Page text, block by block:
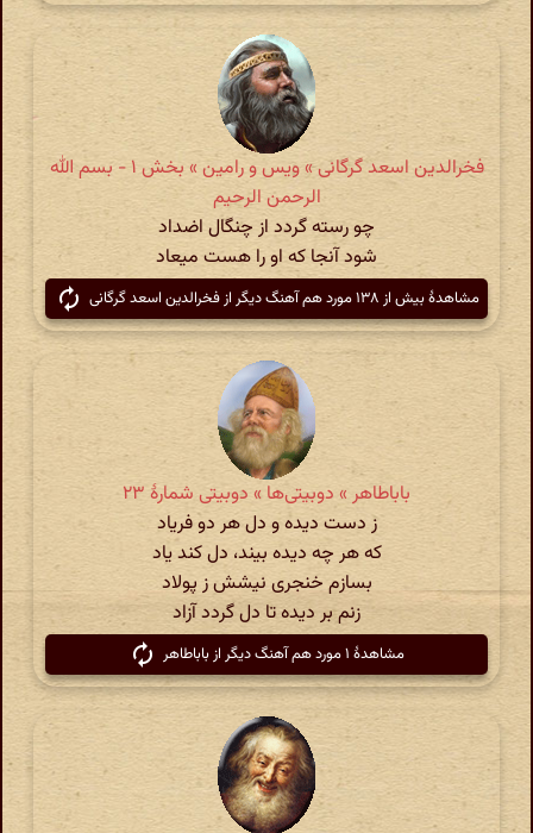
فخرالدین اسعد گرگانی » ویس و رامین » بخش ۱ - بسم الله
الرحمن الرحیم
چو رسته گردد از چنگال اضداد
شود آنجا که او را هست میعاد
مشاهدهٔ بیش از ۱۳۸ مورد هم آهنگ دیگر از فخرالدین اسعد گرگانی
باباطاهر » دوبیتی‌ها » دوبیتی شمارهٔ ۲۳
ز دست دیده و دل هر دو فریاد
که هر چه دیده بیند، دل کند یاد
بسازم خنجری نیشش ز پولاد
زنم بر دیده تا دل گردد آزاد
مشاهدهٔ ۱ مورد هم آهنگ دیگر از باباطاهر